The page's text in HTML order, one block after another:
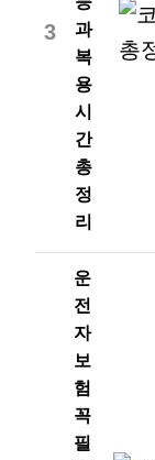
3
과
복
용
시
간
총
정
리
운
전
자
보
험
꼭
필